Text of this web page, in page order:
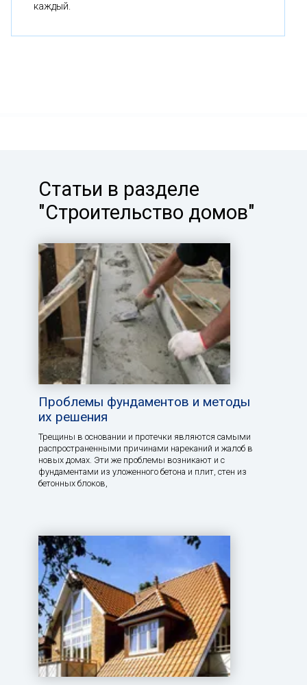
каждый.
Статьи в разделе
"Строительство домов"
Проблемы фундаментов и методы
их решения
Трещины в основании и протечки являются самыми
распространенными причинами нареканий и жалоб в
новых домах. Эти же проблемы возникают и с
фундаментами из уложенного бетона и плит, стен из
бетонных блоков,